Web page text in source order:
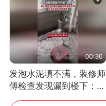
00:36
发泡水泥填不满，装修师
傅检查发现漏到楼下：出
风口未延伸到外墙